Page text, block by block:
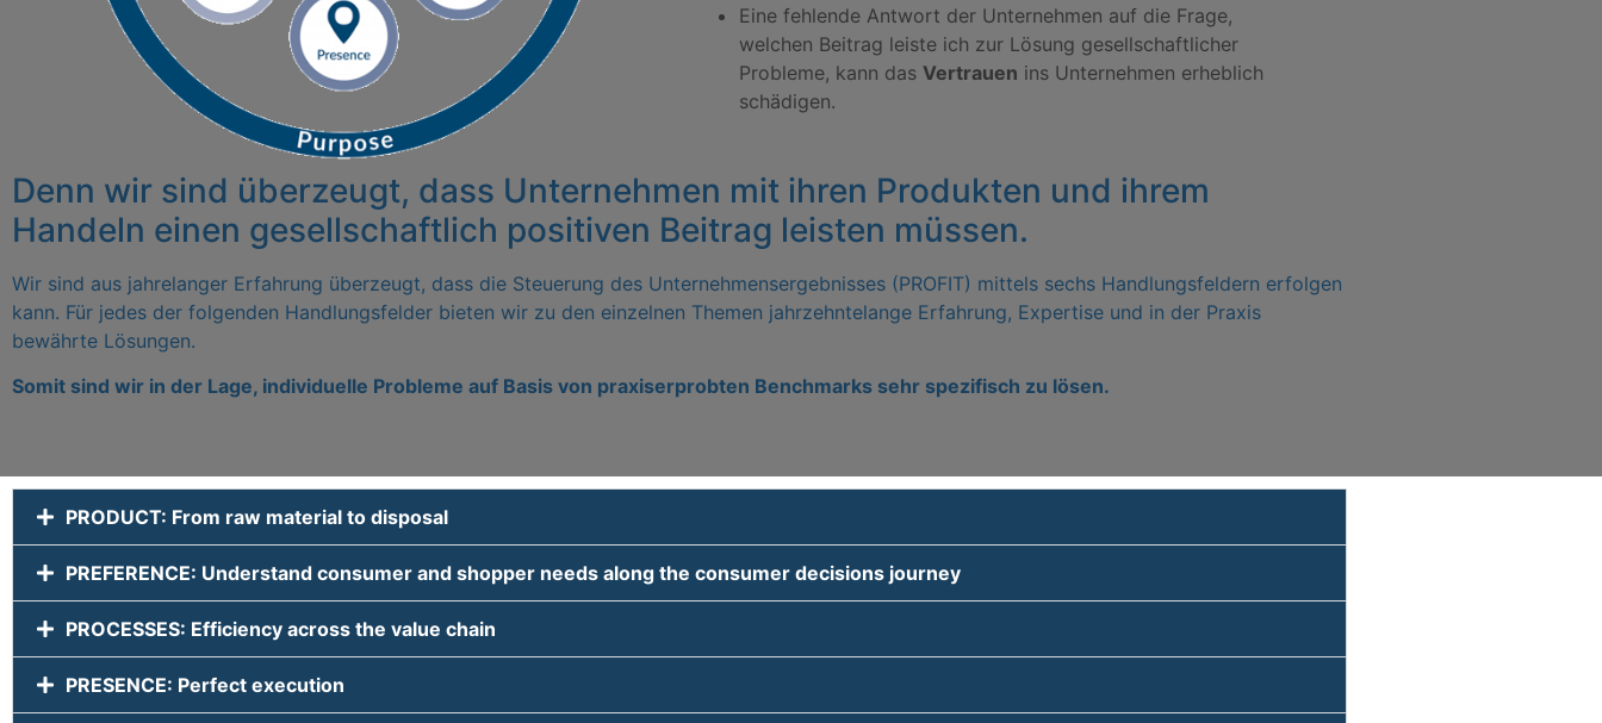
Eine fehlende Antwort der Unternehmen auf die Frage,
welchen Beitrag leiste ich zur Lösung gesellschaftlicher
Probleme, kann das Vertrauen ins Unternehmen erheblich
schädigen.
Denn wir sind überzeugt, dass Unternehmen mit ihren Produkten und ihrem
Handeln einen gesellschaftlich positiven Beitrag leisten müssen.
Wir sind aus jahrelanger Erfahrung überzeugt, dass die Steuerung des Unternehmensergebnisses (PROFIT) mittels sechs Handlungsfeldern erfolgen
kann. Für jedes der folgenden Handlungsfelder bieten wir zu den einzelnen Themen jahrzehntelange Erfahrung, Expertise und in der Praxis
bewährte Lösungen.
Somit sind wir in der Lage, individuelle Probleme auf Basis von praxiserprobten Benchmarks sehr spezifisch zu lösen.
PRODUCT: From raw material to disposal
PREFERENCE: Understand consumer and shopper needs along the consumer decisions journey
PROCESSES: Efficiency across the value chain
PRESENCE: Perfect execution